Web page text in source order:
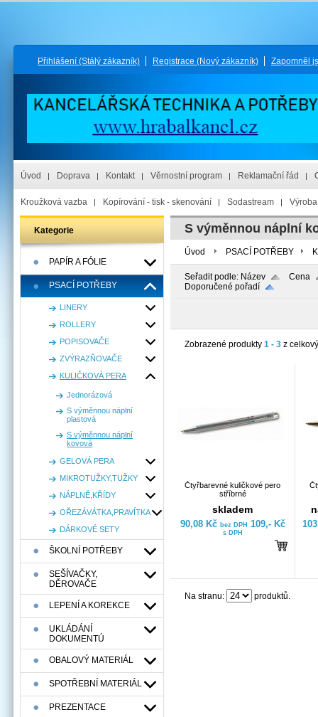
Přihlášení (Stálý zákazník) Registrace (Nový zákazník) Zapomněl
Úvod Doprava Kontakt Věrnostní program Reklamační řád
Kroužková vazba Kopírování - tisk - skenování Sodastream
Kategorie
PAPÍR A FÓLIE
PSACÍ POTŘEBY
LINERY
ROLLERY
POPISOVAČE
ZVÝRAZŇOVAČE
KULIČKOVÁ PERA
Jednorázová
S výměnnou náplní
plastová
S výměnnou náplní
kovová
GELOVÁ PERA
MIKROTUŽKY,TUŽKY
NÁPLNĚ,KŘÍDY
OŘEZÁVÁTKA,PRAVÍTKA
DÁRKOVÉ SETY
ŠKOLNÍ POTŘEBY
SEŠÍVAČKY,
DĚROVAČE
LEPENÍ A KOREKCE
UKLÁDÁNÍ
DOKUMENTÚ
OBALOVÝ MATERIÁL
SPOTŘEBNÍ MATERIÁL
PREZENTACE
S výměnnou náplní
Úvod PSACÍ POTŘEBY
Seřadit podle: Název
Cena
Doporučené pořadí
Zobrazené produkty 1 - 3 z
Čtyřbarevné kuličkové pero
stříbrné
skladem
90,08 Kč bez DPH 109,- Kč
s DPH
Na stranu: produktů.